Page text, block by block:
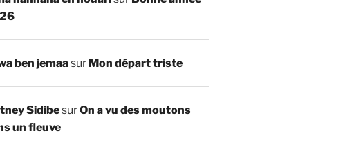
ben jemaasur Mon départ triste
SidibesurOn a vu des moutons
un fleuve